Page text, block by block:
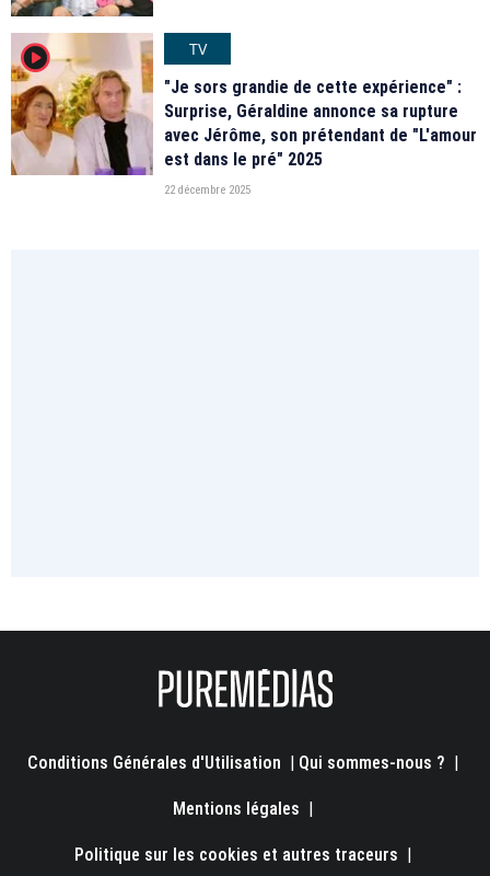
player2
TV
"Je sors grandie de cette expérience" :
Surprise, Géraldine annonce sa rupture
avec Jérôme, son prétendant de "L'amour
est dans le pré" 2025
22 décembre 2025
Conditions Générales d'Utilisation | Qui sommes-nous ? |
Mentions légales |
Politique sur les cookies et autres traceurs |